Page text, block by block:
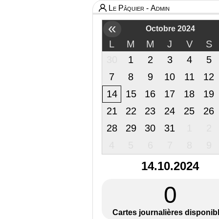
Le Pâquier - Admin
« Octobre 2024
L M M J V
S
1 2 3 4
5
7
8 9 10 11
12
14
15 16 17 18
19
21
22 23 24 25
26
28
29 30 31
14.10.2024
0
Cartes journalières